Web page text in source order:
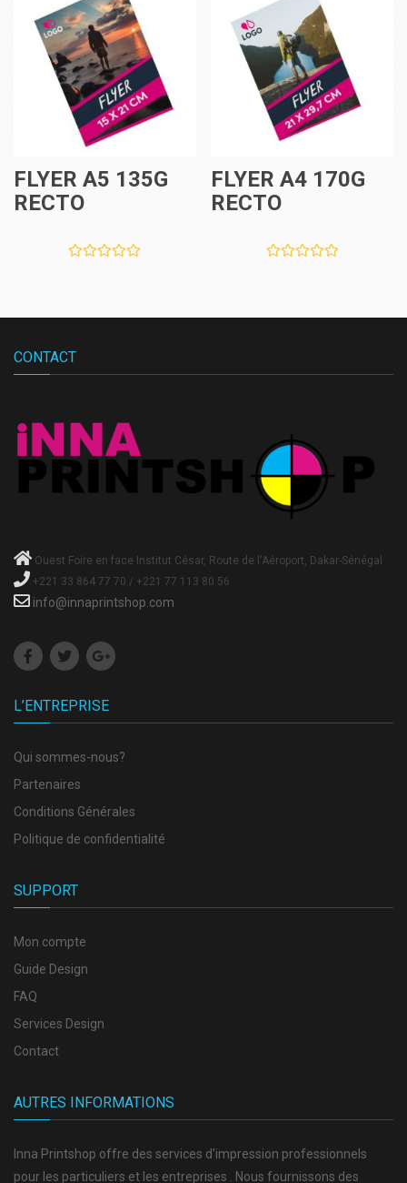
FLYER A5 135G
RECTO
FLYER A4 170G
RECTO
CONTACT
Ouest Foire en face Institut César, Route de l'Aéroport, Dakar-Sénégal
+221 33 864 77 70 / +221 77 113 80 56
info@innaprintshop.com
L’ENTREPRISE
Qui sommes-nous?
Partenaires
Conditions Générales
Politique de confidentialité
SUPPORT
Mon compte
Guide Design
FAQ
Services Design
Contact
AUTRES INFORMATIONS
Inna Printshop offre des services d'impression professionnels
pour les particuliers et les entreprises . Nous fournissons des